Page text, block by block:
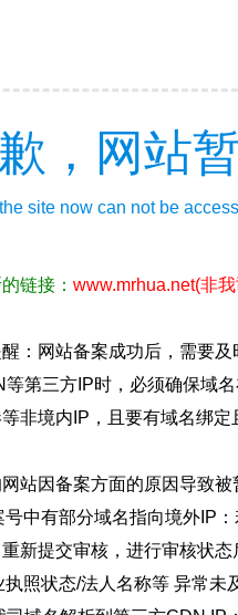
，网站
site now can not be
链接： www.mrhua.net(非
：网站备案成功后，需要
等第三方IP时，必须确保域
非境内IP，且要有域名绑
站因备案方面的原因导致被
号中有部分域名指向境外IP
新提交审核，进行审核状
执照状态/法人名称等 异常未